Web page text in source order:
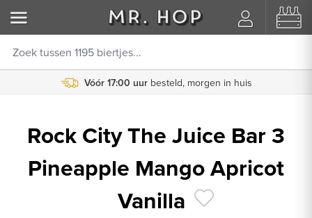
Vóór 17:00 uur besteld, morgen in huis
Rock City The Juice Bar 3
Pineapple Mango Apricot
Vanilla